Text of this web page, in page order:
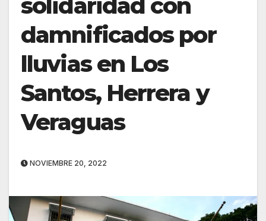
solidaridad con
damnificados por
lluvias en Los
Santos, Herrera y
Veraguas
NOVIEMBRE 20, 2022